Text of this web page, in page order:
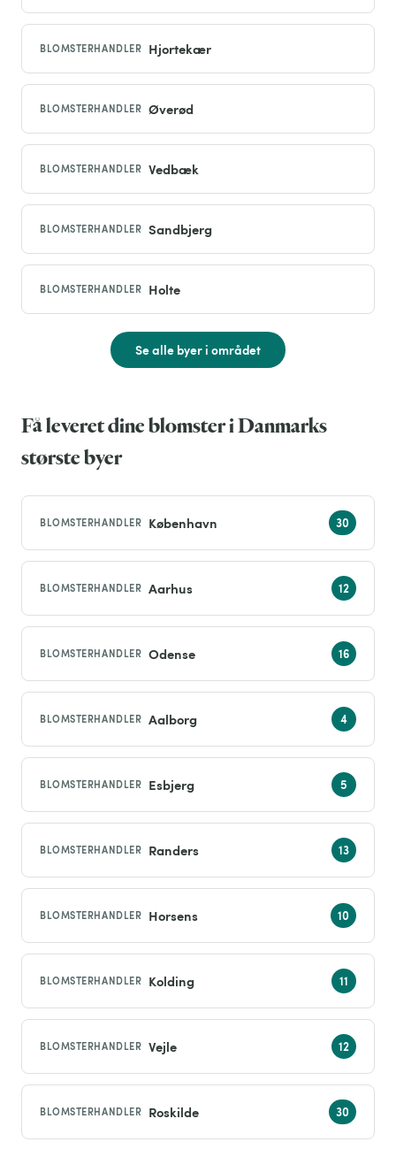
BLOMSTERHANDLER Hjortekær
BLOMSTERHANDLER Øverød
BLOMSTERHANDLER Vedbæk
BLOMSTERHANDLER Sandbjerg
BLOMSTERHANDLER Holte
Se alle byer i området
Få leveret dine blomster i Danmarks
største byer
BLOMSTERHANDLER København
BLOMSTERHANDLER Aarhus
BLOMSTERHANDLER Odense
BLOMSTERHANDLER Aalborg
BLOMSTERHANDLER Esbjerg
BLOMSTERHANDLER Randers
BLOMSTERHANDLER Horsens
BLOMSTERHANDLER Kolding
BLOMSTERHANDLER Vejle
BLOMSTERHANDLER Roskilde